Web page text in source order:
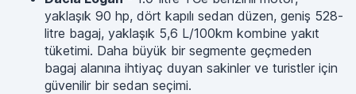
yaklaşık 90 hp, dört kapılı sedan düzen, geniş 528-
litre bagaj, yaklaşık 5,6 L/100km kombine yakıt
tüketimi. Daha büyük bir segmente geçmeden
bagaj alanına ihtiyaç duyan sakinler ve turistler için
güvenilir bir sedan seçimi.